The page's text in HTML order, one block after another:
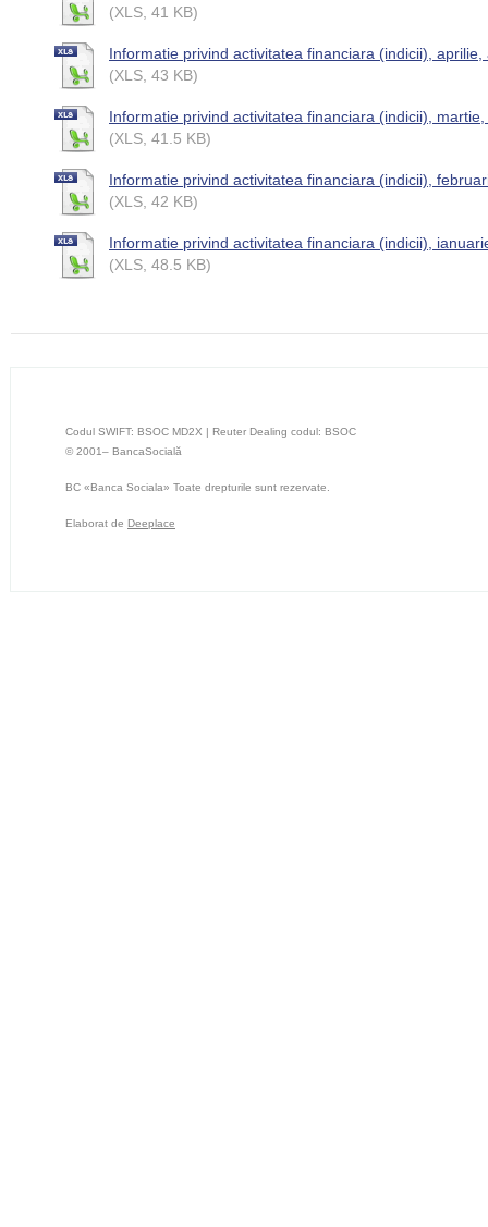
(XLS, 41 KB)
Informatie privind activitatea financiara (indicii), aprilie,
(XLS, 43 KB)
Informatie privind activitatea financiara (indicii),
(XLS, 41.5 KB)
Informatie privind activitatea financiara (indicii),
(XLS, 42 KB)
Informatie privind activitatea financiara (indicii),
(XLS, 48.5 KB)
Codul SWIFT: BSOC MD2X | Reuter Dealing codul: BSOC
© 2001– BancaSocială
BC «Banca Sociala» Toate drepturile sunt rezervate.
Elaborat de Deeplace